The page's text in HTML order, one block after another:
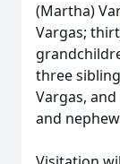
(Martha)
Vargas;
three
Vargas,
and